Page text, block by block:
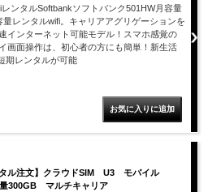
レンタルSoftbankソフトバンク501HW月容量
量レンタルwifi。キャリアアグリゲーションを
インターネット可能モデル！スマホ感覚の
画面操作は、初心者の方にも簡単！新生活
期レンタルが可能
タル注文】クラウドSIM U3 モバイル
300GB マルチキャリア